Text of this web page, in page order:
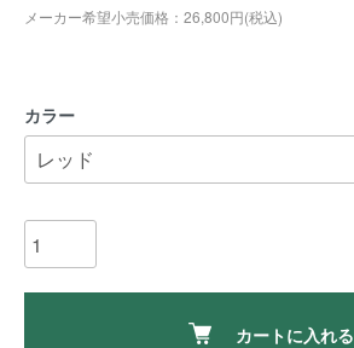
メーカー希望小売価格：26,800円(税込)
カラー
カートに入れる